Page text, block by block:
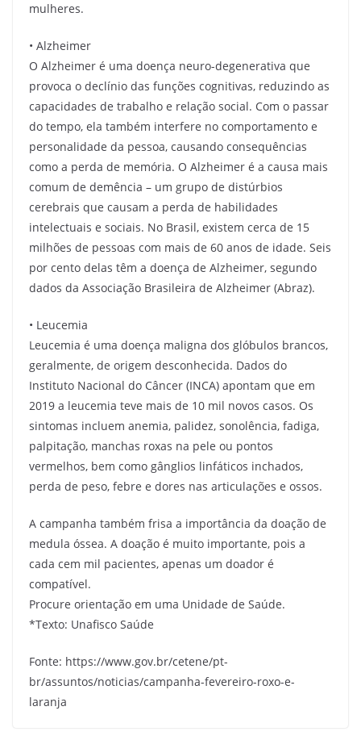
mulheres.
• Alzheimer
O Alzheimer é uma doença neuro-degenerativa que
provoca o declínio das funções cognitivas, reduzindo as
capacidades de trabalho e relação social. Com o passar
do tempo, ela também interfere no comportamento e
personalidade da pessoa, causando consequências
como a perda de memória. O Alzheimer é a causa mais
comum de demência – um grupo de distúrbios
cerebrais que causam a perda de habilidades
intelectuais e sociais. No Brasil, existem cerca de 15
milhões de pessoas com mais de 60 anos de idade. Seis
por cento delas têm a doença de Alzheimer, segundo
dados da Associação Brasileira de Alzheimer (Abraz).
• Leucemia
Leucemia é uma doença maligna dos glóbulos brancos,
geralmente, de origem desconhecida. Dados do
Instituto Nacional do Câncer (INCA) apontam que em
2019 a leucemia teve mais de 10 mil novos casos. Os
sintomas incluem anemia, palidez, sonolência, fadiga,
palpitação, manchas roxas na pele ou pontos
vermelhos, bem como gânglios linfáticos inchados,
perda de peso, febre e dores nas articulações e ossos.
A campanha também frisa a importância da doação de
medula óssea. A doação é muito importante, pois a
cada cem mil pacientes, apenas um doador é
compatível.
Procure orientação em uma Unidade de Saúde.
*Texto: Unafisco Saúde
Fonte: https://www.gov.br/cetene/pt-
br/assuntos/noticias/campanha-fevereiro-roxo-e-
laranja